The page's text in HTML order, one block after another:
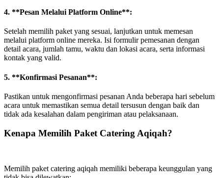
4. **Pesan Melalui Platform Online**:
Setelah memilih paket yang sesuai, lanjutkan untuk memesan
melalui platform online mereka. Isi formulir pemesanan dengan
detail acara, jumlah tamu, waktu dan lokasi acara, serta informasi
kontak yang valid.
5. **Konfirmasi Pesanan**:
Pastikan untuk mengonfirmasi pesanan Anda beberapa hari sebelum
acara untuk memastikan semua detail tersusun dengan baik dan
tidak ada kesalahan dalam pengiriman atau pelaksanaan.
Kenapa Memilih Paket Catering Aqiqah?
Memilih paket catering aqiqah memiliki beberapa keunggulan yang